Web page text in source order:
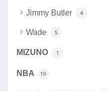
Jimmy Butler 4
Wade 5
MIZUNO 1
NBA 19